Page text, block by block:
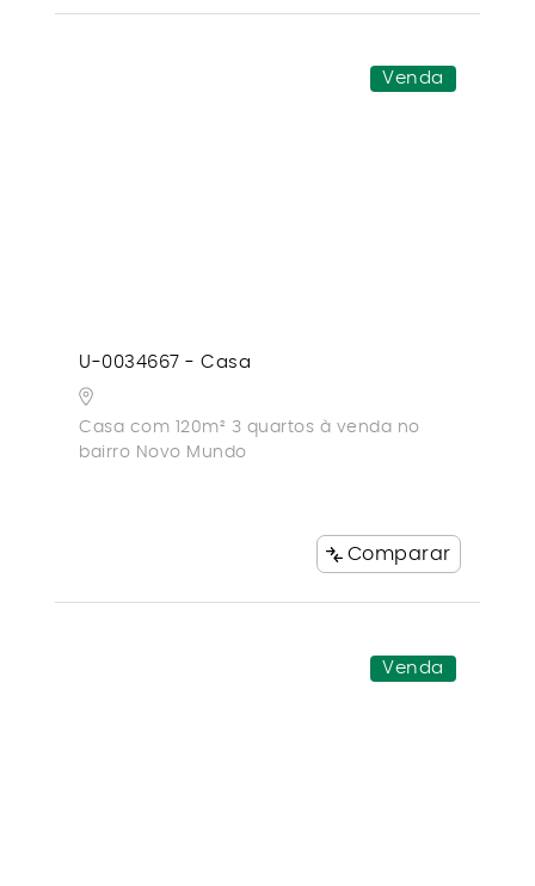
Venda
U-0034667 - Casa
Casa com 120m² 3 quartos à venda no
bairro Novo Mundo
Comparar
Venda